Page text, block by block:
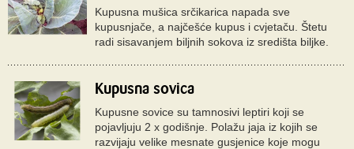
Kupusna mušica srčikarica napada sve
kupusnjače, a najčešće kupus i cvjetaču. Štetu
radi sisavanjem biljnih sokova iz središta biljke.
Kupusna sovica
Kupusne sovice su tamnosivi leptiri koji se
pojavljuju 2 x godišnje. Polažu jaja iz kojih se
razvijaju velike mesnate gusjenice koje mogu